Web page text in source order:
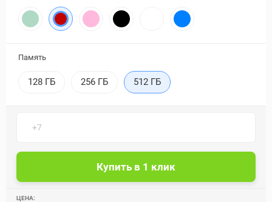
Память
128 ГБ 256 ГБ 512 ГБ
ЦЕНА: